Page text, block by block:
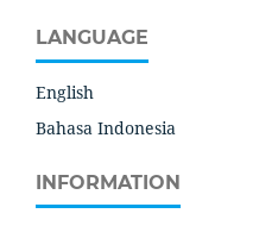
LANGUAGE
English
Bahasa Indonesia
INFORMATION